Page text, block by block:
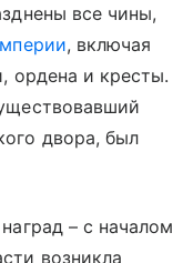
все чины,
, включая
ордена и кресты.
двора, был
– с началом
возникла